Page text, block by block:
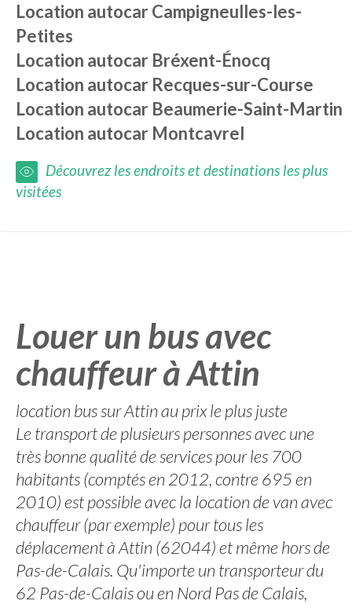
Location autocarCampigneulles-les-
Petites
Location autocar Bréxent-Énocq
Location autocar Recques-sur-Course
Location autocar Beaumerie-Saint-Martin
Location autocar Montcavrel
Découvrez les endroits et destinations les plus
visitées
Louer un bus avec
chauffeur à Attin
location bus sur Attin au prix le plus juste
Le transport de plusieurs personnes avec une
très bonne qualité de services pour les 700
habitants (comptés en 2012, contre 695 en
2010) est possible avec la location de van avec
chauffeur (par exemple) pour tous les
déplacement à Attin (62044) et même hors de
Pas-de-Calais. Qu'importe un transporteur du
62 Pas-de-Calais ou en Nord Pas de Calais,